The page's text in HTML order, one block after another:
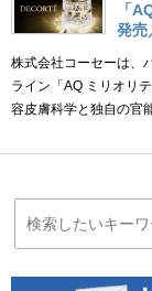
「
発売
株式会社コーセーは、
ライン「AQ ミリオリ
容皮膚科学と独自の